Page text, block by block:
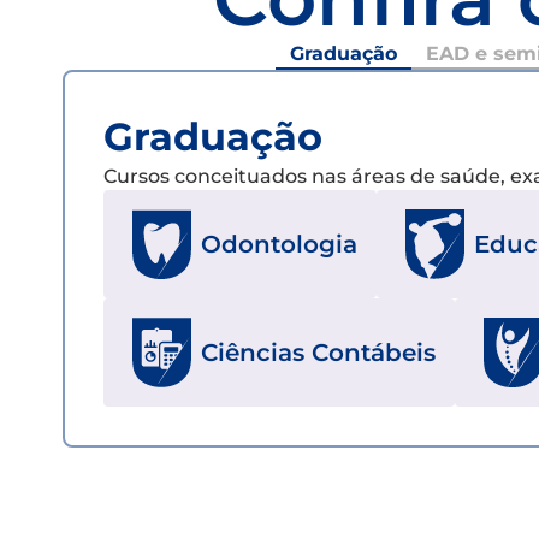
Graduação EAD e
Graduação
Cursos conceituados nas áreas de saúde,
Odontologia
Ciências Contábeis